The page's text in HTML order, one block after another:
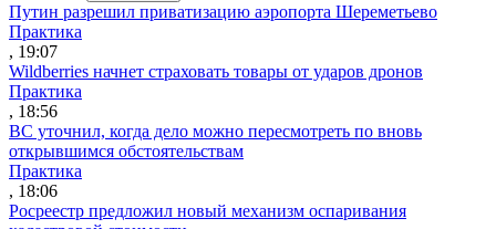
Путин разрешил приватизацию аэропорта Шереметьево
Практика
, 19:07
Wildberries начнет страховать товары от ударов дронов
Практика
, 18:56
ВС уточнил, когда дело можно пересмотреть по вновь
открывшимся обстоятельствам
Практика
, 18:06
Росреестр предложил новый механизм оспаривания